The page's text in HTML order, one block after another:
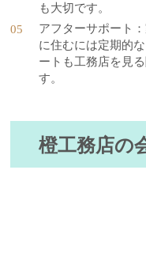
も大切です。
アフターサポート
に住むには定期的
ートも工務店を見
す。
橙工務店の